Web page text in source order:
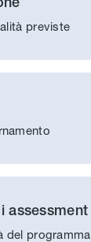
previste
assessment
del programma